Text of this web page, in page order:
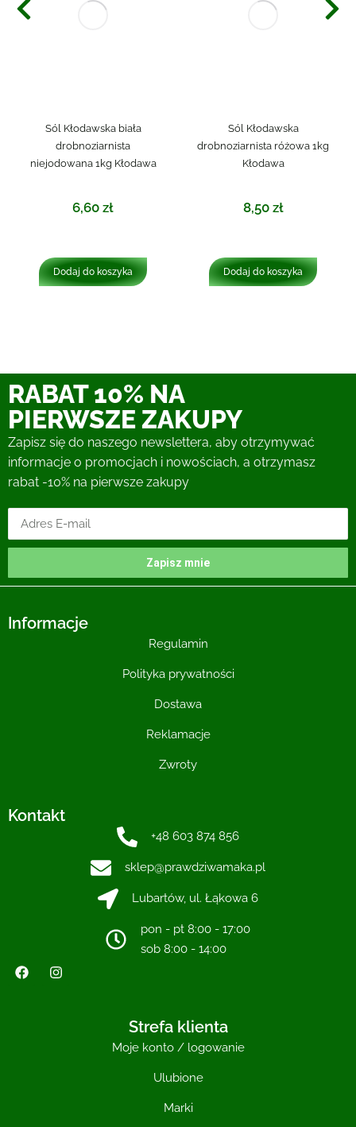
Sól Kłodawska biała
drobnoziarnista
niejodowana 1kg Kłodawa
6,60 zł
Dodaj do koszyka
Sól Kłodawska
drobnoziarnista różowa 1kg
Kłodawa
8,50 zł
Dodaj do koszyka
RABAT 10% NA
PIERWSZE ZAKUPY
Zapisz się do naszego newslettera, aby otrzymywać
informacje o promocjach i nowościach, a otrzymasz
rabat -10% na pierwsze zakupy
Zapisz mnie
Informacje
Regulamin
Polityka prywatności
Dostawa
Reklamacje
Zwroty
Kontakt
+48 603 874 856
sklep@prawdziwamaka.pl
Lubartów, ul. Łąkowa 6
pon - pt 8:00 - 17:00
sob 8:00 - 14:00
Strefa klienta
Moje konto / logowanie
Ulubione
Marki